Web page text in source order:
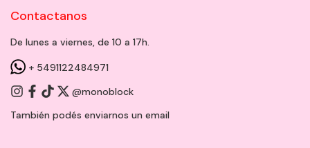
Contactanos
De lunes a viernes, de 10 a 17h.
+ 5491122484971
@monoblock
También podés enviarnos un email